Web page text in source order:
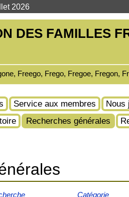
2026
DES FAMILLES
Freego, Frego, Fregoe, Fregon,
Service aux membres Nous
Recherches générales
Catégorie